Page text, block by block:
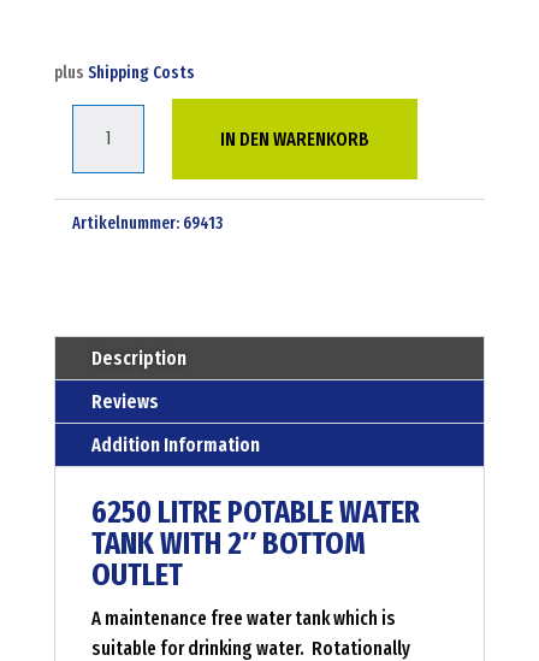
plus Shipping Costs
water
bottom
outlet
Menge
IN DEN WARENKORB
Artikelnummer: 69413
Description
Reviews
Addition Information
6250 LITRE POTABLE WATER
TANK WITH 2″ BOTTOM
OUTLET
A maintenance free water tank which is
suitable for drinking water. Rotationally